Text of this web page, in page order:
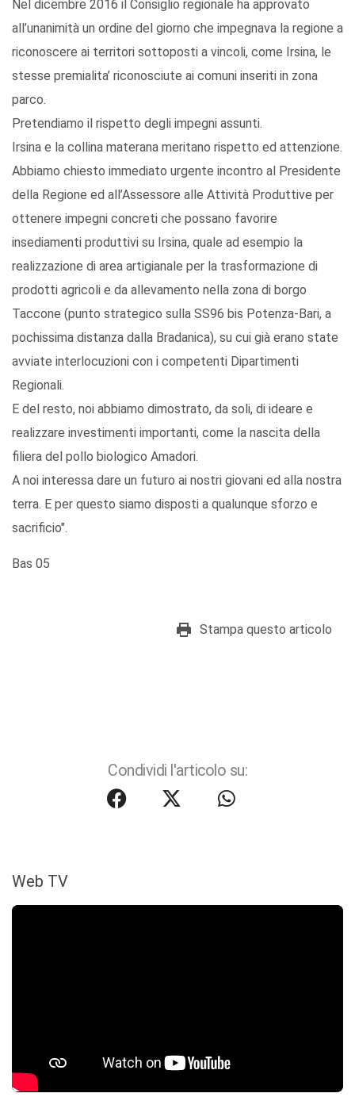
Nel dicembre 2016 il Consiglio regionale ha approvato
all’unanimità un ordine del giorno che impegnava la regione a
riconoscere ai territori sottoposti a vincoli, come Irsina, le
stesse premialita’ riconosciute ai comuni inseriti in zona
parco.
Pretendiamo il rispetto degli impegni assunti.
Irsina e la collina materana meritano rispetto ed attenzione.
Abbiamo chiesto immediato urgente incontro al Presidente
della Regione ed all’Assessore alle Attività Produttive per
ottenere impegni concreti che possano favorire
insediamenti produttivi su Irsina, quale ad esempio la
realizzazione di area artigianale per la trasformazione di
prodotti agricoli e da allevamento nella zona di borgo
Taccone (punto strategico sulla SS96 bis Potenza-Bari, a
pochissima distanza dalla Bradanica), su cui già erano state
avviate interlocuzioni con i competenti Dipartimenti
Regionali.
E del resto, noi abbiamo dimostrato, da soli, di ideare e
realizzare investimenti importanti, come la nascita della
filiera del pollo biologico Amadori.
A noi interessa dare un futuro ai nostri giovani ed alla nostra
terra. E per questo siamo disposti a qualunque sforzo e
sacrificio".
Bas 05
Stampa questo articolo
Condividi l'articolo su:
Web TV